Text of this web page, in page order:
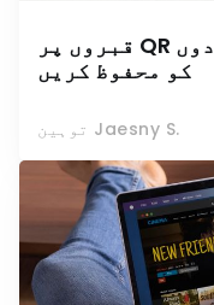
قبروں پر QR کوڈ: 7 اہم طریقوں میں یادوں
کو محفوظ کریں
توہین Jaesny S.